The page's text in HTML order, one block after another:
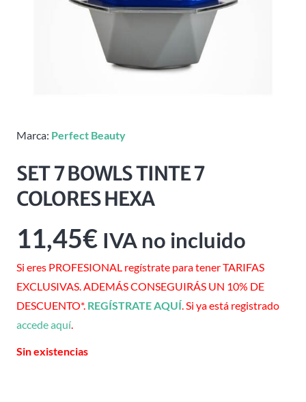
Marca: Perfect Beauty
SET 7 BOWLS TINTE 7
COLORES HEXA
11,45€ IVA no incluido
Si eres PROFESIONAL regístrate para tener TARIFAS
EXCLUSIVAS. ADEMÁS CONSEGUIRÁS UN 10% DE
DESCUENTO*. REGÍSTRATE AQUÍ. Si ya está registrado
accede aquí.
Sin existencias